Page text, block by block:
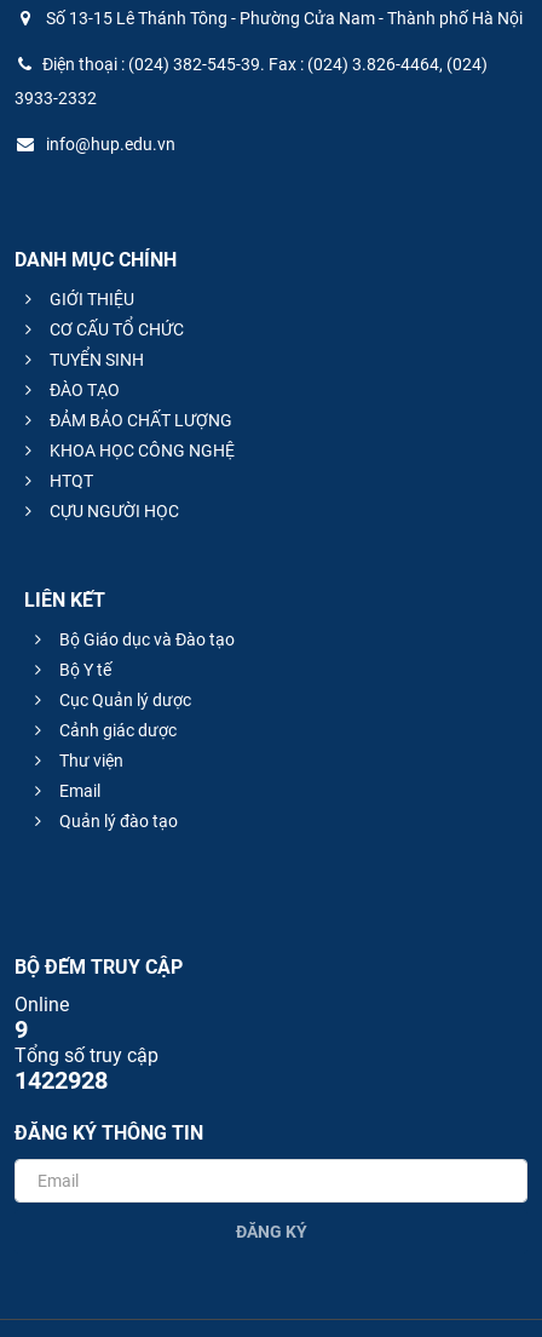
Số 13-15 Lê Thánh Tông - Phường Cửa Nam - Thành phố Hà Nội
Điện thoại : (024) 382-545-39. Fax : (024) 3.826-4464, (024)
3933-2332
info@hup.edu.vn
DANH MỤC CHÍNH
GIỚI THIỆU
CƠ CẤU TỔ CHỨC
TUYỂN SINH
ĐÀO TẠO
ĐẢM BẢO CHẤT LƯỢNG
KHOA HỌC CÔNG NGHỆ
HTQT
CỰU NGƯỜI HỌC
LIÊN KẾT
Bộ Giáo dục và Đào tạo
Bộ Y tế
Cục Quản lý dược
Cảnh giác dược
Thư viện
Email
Quản lý đào tạo
BỘ ĐẾM TRUY CẬP
Online
9
Tổng số truy cập
1422928
ĐĂNG KÝ THÔNG TIN
ĐĂNG KÝ